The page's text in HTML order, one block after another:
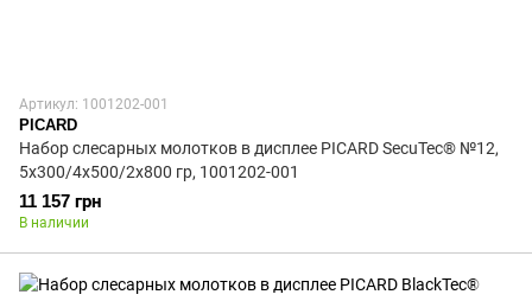
Артикул: 1001202-001
PICARD
Набор слесарных молотков в дисплее PICARD SecuTec® №12,
5x300/4x500/2x800 гр, 1001202-001
11 157 грн
В наличии